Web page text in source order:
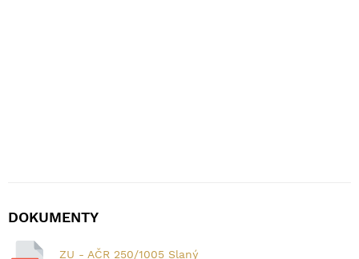
DOKUMENTY
ZU - AČR 250/1005 Slaný